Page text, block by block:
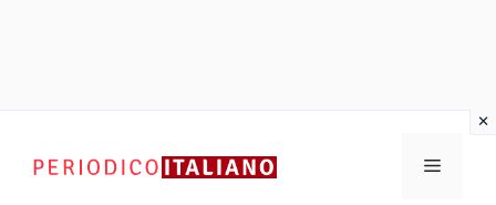
contenuto
Menu